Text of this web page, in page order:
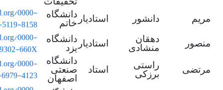
مریم دانشور استادیار دانشگاه
خاتم
0000-
8158
منصور
دهقان
منشادی
استادیار دانشگاه
یزد
0000-
660X
مرتضی
راستی
برزکی
استاد
دانشگاه
صنعتی
اصفهان
0000-
4123